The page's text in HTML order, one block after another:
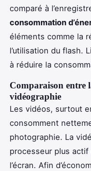
comparé à
consommation
éléments comme la
l’utilisation du flash.
à réduire la
Comparaison entre
vidéographie
Les vidéos, surtout
consomment
photographie. La
processeur plus
l’écran. Afin